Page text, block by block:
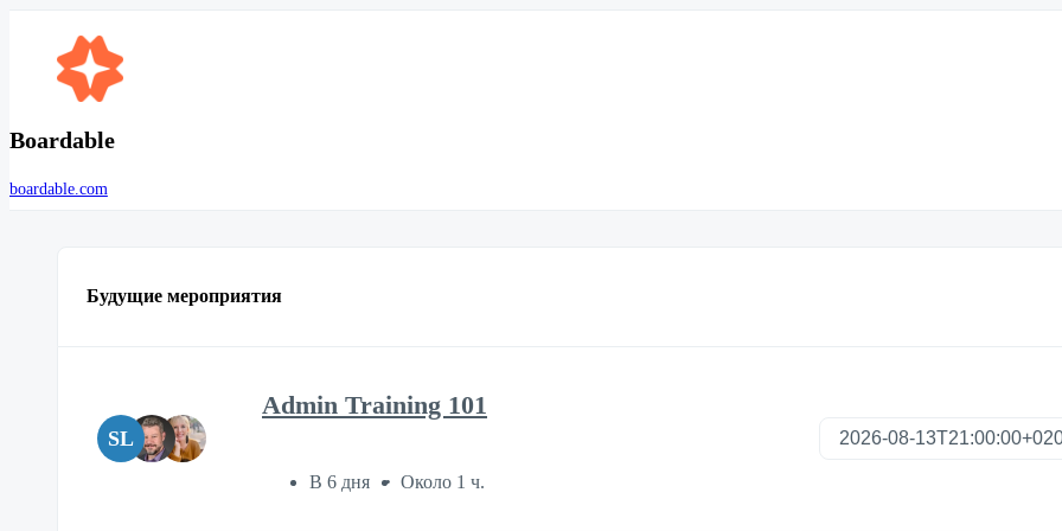
Boardable
boardable.com
Будущие мероприятия
SL
Admin Training 101
В 6 дня Около 1 ч.